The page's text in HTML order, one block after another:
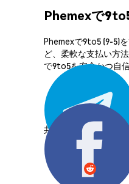
Phemexで
Phemexで9to5 (9-5)
ど、柔軟な支払い方
で9to5を安全かつ自
共有する: